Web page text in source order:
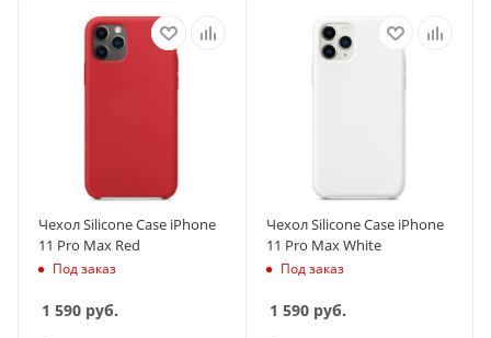
Чехол Silicone Case iPhone
11 Pro Max Red
Под заказ
1 590 руб.
Чехол Silicone Case iPhone
11 Pro Max White
Под заказ
1 590руб.